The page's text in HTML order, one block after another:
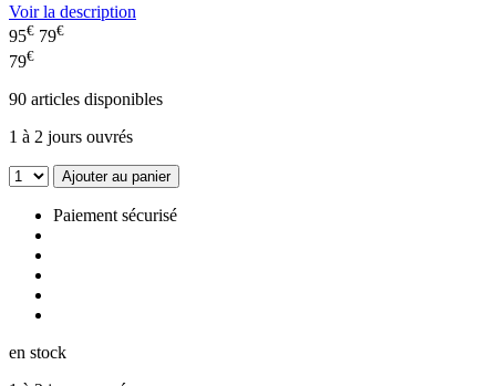
Voir la description
95€ 79€
79€
90 articles disponibles
1 à 2 jours ouvrés
Ajouter au panier
Paiement sécurisé
en stock